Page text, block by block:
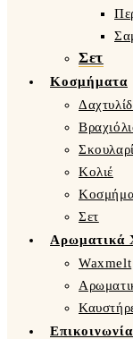
Σετ
Κοσμήματα
Κολιέ
Σετ
Αρωματικά
Waxmelt
Επικοινωνία